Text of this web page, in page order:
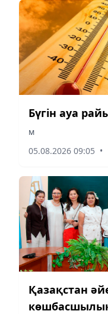
Бүгін ауа
м
05.08.2026 09:05 •
Қазақстан